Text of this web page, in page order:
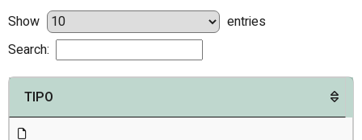
Show
entries
Search:
TIPO